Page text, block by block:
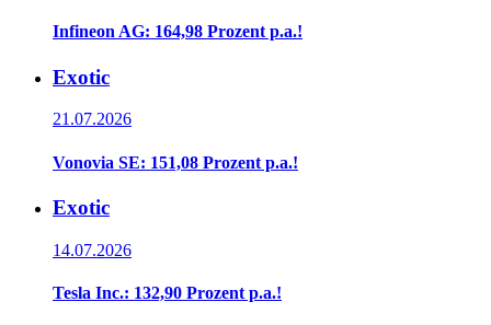
Infineon AG: 164,98 Prozent p.a.!
Exotic
21.07.2026
Vonovia SE: 151,08 Prozent p.a.!
Exotic
14.07.2026
Tesla Inc.: 132,90 Prozent p.a.!